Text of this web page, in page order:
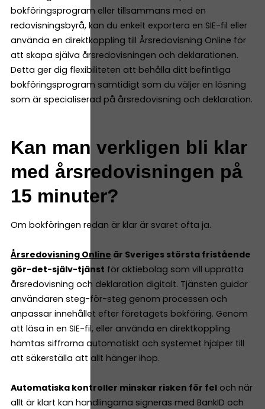
bokföringsprogram eller tillsammans med en
redovisningsbyrå, kan du enkelt exportera en SIE-fil eller
använda en direktkoppling till Årsredovisning Online för
att skapa själva årsredovisningen och deklarationen.
Detta ger dig flexibiliteten att behålla ditt befintliga
bokföringsprogram samtidigt som du väljer en lösning
som är specialiserad på årsredovisning och deklaration.
Kan man verkligen bli klar
med årsredovisningen på
15 minuter?
Om bokföringen redan är klar är svaret ofta ja.
Årsredovisning Online är Sveriges största fristående
gör-det-själv-tjänst för aktiebolag som vill upprätta
årsredovisning och deklaration digitalt. Tjänsten guidar
användaren steg-för-steg genom processen och
anpassar innehållet efter företagets bokföring. Genom
att läsa in en SIE-fil, eller använda en direktkoppling
hämtas siffrorna automatiskt och systemet hjälper till
att säkerställa att allt hänger ihop.
Automatiska kontroller minskar risken för fel och när
allt är klart kan handlingarna signeras med BankID och